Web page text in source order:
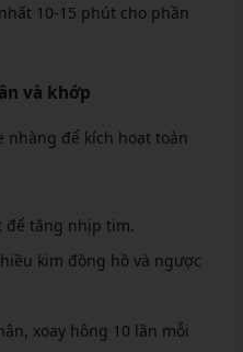
10-15 phút cho phần
và khớp
nhàng để kích hoạt toàn
để tăng nhịp tim.
kim đồng hồ và ngược
xoay hông 10 lần mỗi